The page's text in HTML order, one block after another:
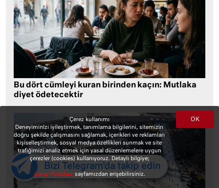
Bu dört cümleyi kuran birinden kaçın: Mutlaka
diyet ödetecektir
OK
Çerez kullanımı
Deneyiminizi iyileştirmek, tanımlama bilgilerini, sitemizin
doğru şekilde çalışmasını sağlamak, içerikleri ve reklamları
kişiselleştirmek, sosyal medya özellikleri sunmak ve site
trafiğimizi analiz etmek için yasal düzenlemelere uygun
çerezler (cookies) kullanıyoruz. Detaylı bilgiye;
Çerez Politikasısayfamızdan erişebilirsiniz.
Bizi Telegram'da takip edin